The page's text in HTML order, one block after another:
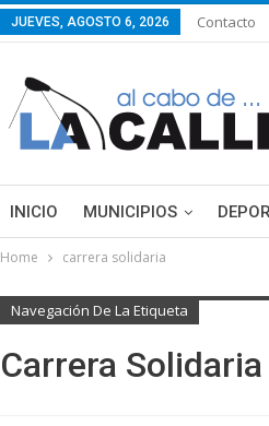
JUEVES, AGOSTO 6, 2026 Contacto
INICIO MUNICIPIOS
LIFESTYLE PURA FICCIÓN: LAS
Home carrera solidaria
Navegación De La Etiqueta
Carrera Solidaria